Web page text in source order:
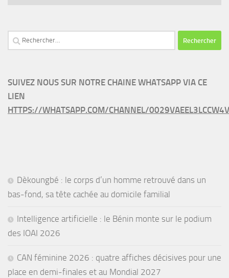
Rechercher :
SUIVEZ NOUS SUR NOTRE CHAINE WHATSAPP VIA CE
LIEN
HTTPS://WHATSAPP.COM/CHANNEL/
Dèkoungbé : le corps d’un homme retrouvé dans un
bas-fond, sa tête cachée au domicile familial
Intelligence artificielle : le Bénin monte sur le podium
des IOAI 2026
CAN féminine 2026 : quatre affiches décisives pour une
place en demi-finales et au Mondial 2027